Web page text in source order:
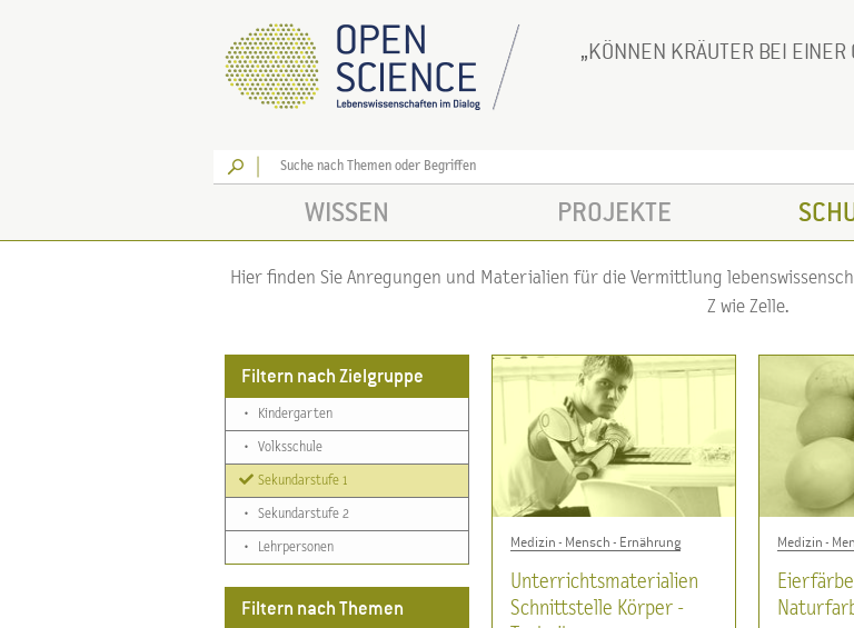
KÖNNEN KRÄUTER BEI
Los
WISSEN PROJEKTE
Hier finden Sie Anregungen und Materialien für die Vermittlung
Z wie Zelle.
Filtern nach Zielgruppe
• Kindergarten
• Volksschule
Sekundarstufe 1
• Sekundarstufe 2
• Lehrpersonen
Filtern nach Themen
Medizin - Mensch - Ernährung
Unterrichtsmaterialien
Schnittstelle Körper -
Medizin -